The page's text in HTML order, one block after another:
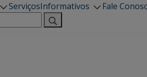
ServiçosInformativos Fale